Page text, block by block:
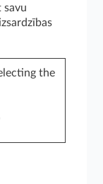
savu
the